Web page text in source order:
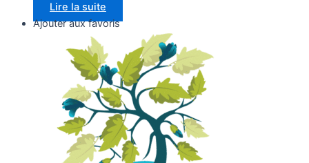
Lire la suite
Ajouter aux favoris